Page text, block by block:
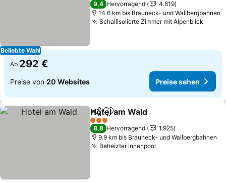
Beliebte Wahl
9,4 Hervorragend
4.819
14.6 km bis Brauneck- und Wallbergbahnen
Schallisolierte Zimmer mit Alpenblick
Ab 292 €
Preise von 20 Websites Preise sehen
TeilenZu Favoriten hinzufügen
Hotel am Wald
3 Sterne
8,8 Hervorragend
1.925
9.9 km bis Brauneck- und Wallbergbahnen
Beheizter Innenpool